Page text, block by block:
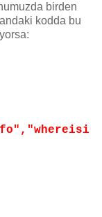
birden
kodda bu